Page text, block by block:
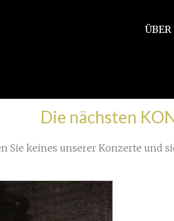
ÜBER
dead
Die nächsten
Sie keines unserer Konzerte und